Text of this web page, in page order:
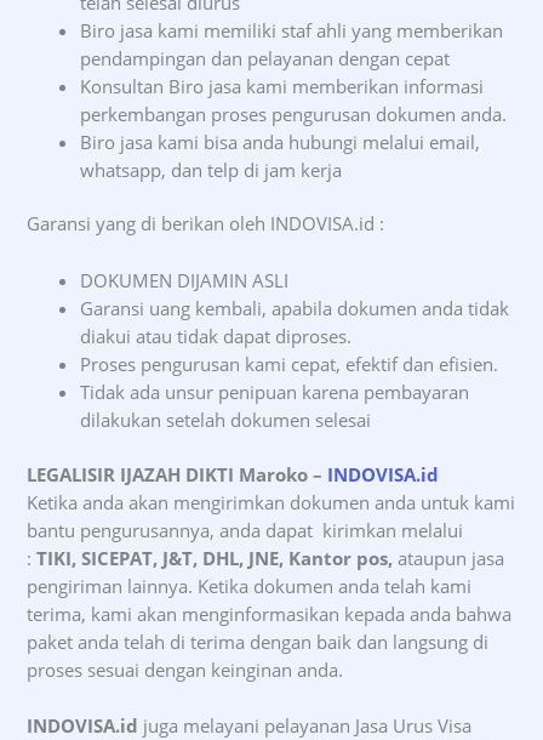
Biro jasa kami memiliki staf ahli yang memberikan
pendampingan dan pelayanan dengan cepat
Konsultan Biro jasa kami memberikan informasi
perkembangan proses pengurusan dokumen anda.
Biro jasa kami bisa anda hubungi melalui email,
whatsapp, dan telp di jam kerja
Garansi yang di berikan oleh INDOVISA.id :
DOKUMEN DIJAMIN ASLI
Garansi uang kembali, apabila dokumen anda tidak
diakui atau tidak dapat diproses.
Proses pengurusan kami cepat, efektif dan efisien.
Tidak ada unsur penipuan karena pembayaran
dilakukan setelah dokumen selesai
LEGALISIR IJAZAH DIKTI Maroko– INDOVISA.id
Ketika anda akan mengirimkan dokumen anda untuk kami
bantu pengurusannya, anda dapat kirimkan melalui
:TIKI, SICEPAT, J&T, DHL, JNE, Kantor pos, ataupun jasa
pengiriman lainnya. Ketika dokumen anda telah kami
terima, kami akan menginformasikan kepada anda bahwa
paket anda telah di terima dengan baik dan langsung di
proses sesuai dengan keinginan anda.
INDOVISA.id juga melayani pelayanan Jasa Urus Visa